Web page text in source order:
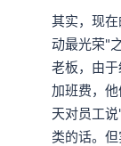
其实，现
动最光荣"
老板，由
加班费，
天对员工
类的话。